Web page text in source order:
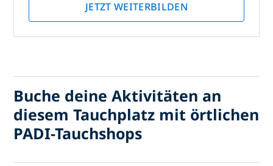
JETZT WEITERBILDEN
Buche deine Aktivitäten an
diesem Tauchplatz mit örtlichen
PADI-Tauchshops